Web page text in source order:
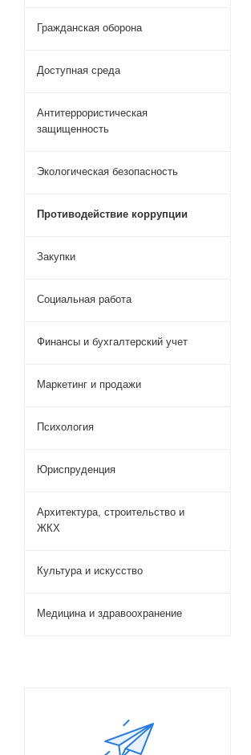
Гражданская оборона
Доступная среда
Антитеррористическая
защищенность
Экологическая безопасность
Противодействие коррупции
Закупки
Социальная работа
Финансы и бухгалтерский учет
Маркетинг и продажи
Психология
Юриспруденция
Архитектура, строительство и
ЖКХ
Культура и искусство
Медицина и здравоохранение